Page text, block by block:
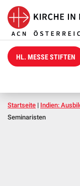
HL. MESSE STIFTEN
Startseite | Indien:
Seminaristen